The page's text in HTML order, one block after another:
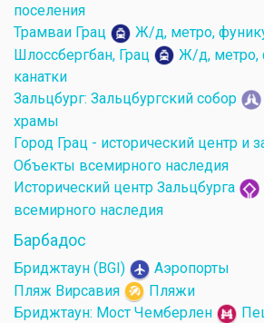
поселения
Трамваи Грац
Ж/д, метро,
Шлоссбергбан, Грац
Ж/д, метро,
канатки
Зальцбург: Зальцбургский собор
храмы
Город Грац - исторический центр и
Объекты всемирного наследия
Исторический центр Зальцбурга
всемирного наследия
Барбадос
Бриджтаун (BGI)
Аэропорты
Пляж Вирсавия
Пляжи
Бриджтаун: Мост Чемберлен